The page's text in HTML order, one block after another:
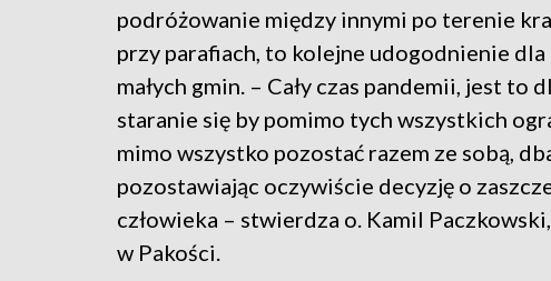
podróżowanie między innymi po terenie
przy parafiach, to kolejne udogodnienie dla
małych gmin. – Cały czas pandemii, jest
staranie się by pomimo tych wszystkich
mimo wszystko pozostać razem ze sobą,
pozostawiając oczywiście decyzję o
człowieka – stwierdza o. Kamil
w Pakości.